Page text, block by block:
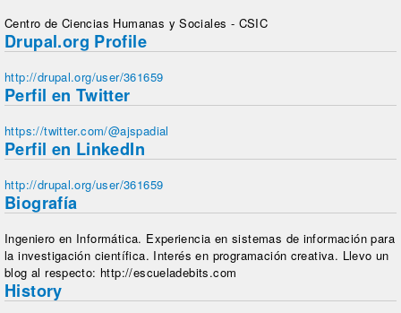
Centro de Ciencias Humanas y Sociales - CSIC
Drupal.org Profile
http://drupal.org/user/361659
Perfil en Twitter
https://twitter.com/@ajspadial
Perfil en LinkedIn
http://drupal.org/user/361659
Biografía
Ingeniero en Informática. Experiencia en sistemas de información para
la investigación científica. Interés en programación creativa. Llevo un
blog al respecto: http://escueladebits.com
History